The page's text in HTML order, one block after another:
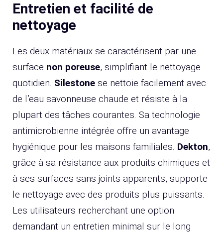
Entretien et facilité de
nettoyage
Les deux matériaux se caractérisent par une
surface non poreuse, simplifiant le nettoyage
quotidien. Silestone se nettoie facilement avec
de l’eau savonneuse chaude et résiste à la
plupart des tâches courantes. Sa technologie
antimicrobienne intégrée offre un avantage
hygiénique pour les maisons familiales. Dekton,
grâce à sa résistance aux produits chimiques et
à ses surfaces sans joints apparents, supporte
le nettoyage avec des produits plus puissants.
Les utilisateurs recherchant une option
demandant un entretien minimal sur le long